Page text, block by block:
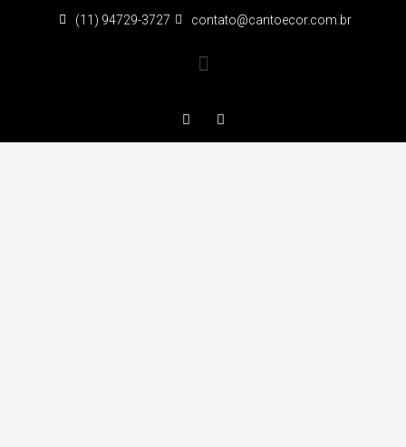
(11) 94729-3727 contato@cantoecor.com.br